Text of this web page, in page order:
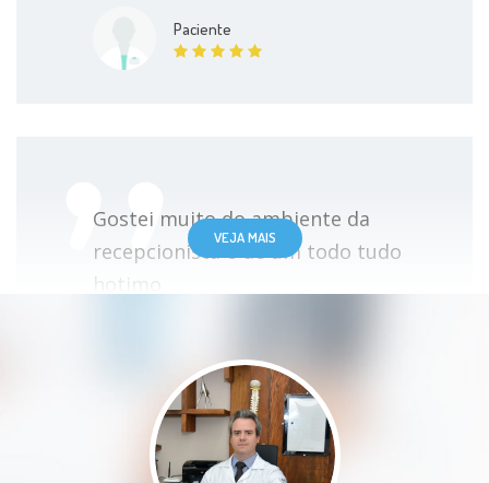
Paciente
Gostei muito do ambiente da
recepcionista e de um todo tudo
hotimo
VEJA MAIS